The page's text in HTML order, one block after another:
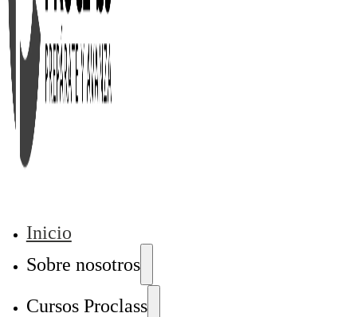
Inicio
Sobre nosotros
Cursos Proclass